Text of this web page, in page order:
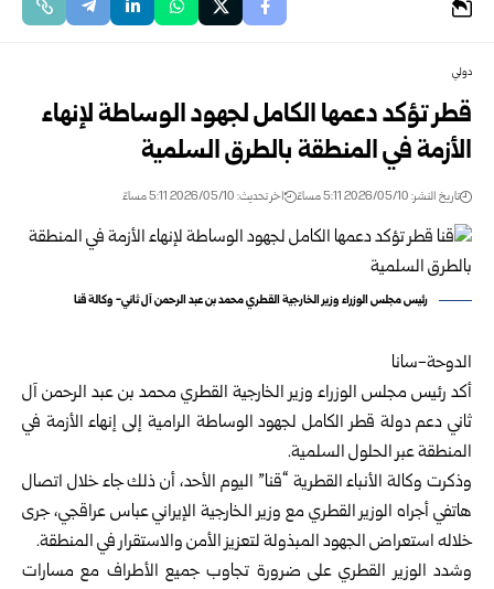
دولي
قطر تؤكد دعمها الكامل لجهود الوساطة لإنهاء
الأزمة في المنطقة بالطرق السلمية
تاريخ النشر: 2026/05/10 5:11 مساءً اخر تحديث: 2026/05/10 5:11 مساءً
رئيس مجلس الوزراء وزير الخارجية القطري محمد بن عبد الرحمن آل ثاني- وكالة قنا
الدوحة-سانا
أكد رئيس مجلس الوزراء وزير الخارجية القطري محمد بن عبد الرحمن آل
ثاني دعم دولة قطر الكامل لجهود الوساطة الرامية إلى إنهاء الأزمة في
المنطقة عبر الحلول السلمية.
وذكرت وكالة الأنباء القطرية “قنا” اليوم الأحد، أن ذلك جاء خلال اتصال
هاتفي أجراه الوزير القطري مع وزير الخارجية الإيراني عباس عراقجي، جرى
خلاله استعراض الجهود المبذولة لتعزيز الأمن والاستقرار في المنطقة.
وشدد الوزير القطري على ضرورة تجاوب جميع الأطراف مع مسارات